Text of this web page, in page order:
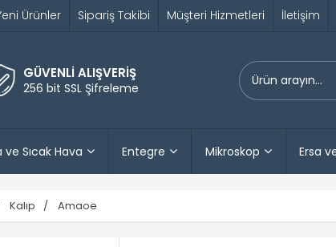
Ürünler Sipariş Takibi Müşteri Hizmetleri İletişim
GÜVENLİ ALIŞVERİŞ
256 bit SSL Şifreleme
ve Sıcak Hava Entegre Mikroskop Ersa
Kalıp Amaoe